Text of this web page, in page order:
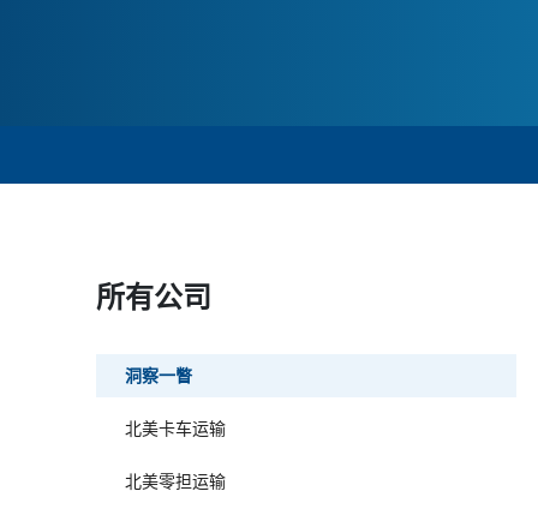
所有公司
洞察一瞥
北美卡车运输
北美零担运输